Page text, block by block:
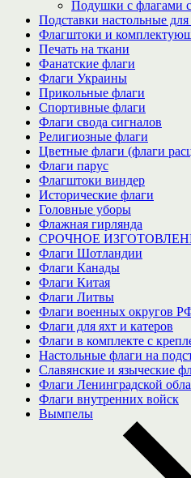
Подушки с флагами
Подставки настольные для
Флагштоки и
Печать на ткани
Фанатские флаги
Флаги Украины
Прикольные флаги
Спортивные флаги
Флаги свода сигналов
Религиозные флаги
Цветные флаги (флаги
Флаги парус
Флагштоки виндер
Исторические флаги
Головные уборы
Флажная гирлянда
СРОЧНОЕ
Флаги Шотландии
Флаги Канады
Флаги Китая
Флаги Литвы
Флаги военных округов
Флаги для яхт и катеров
Флаги в комплекте с
Настольные флаги на
Славянские и языческие
Флаги Ленинградской
Флаги внутренних войск
Вымпелы